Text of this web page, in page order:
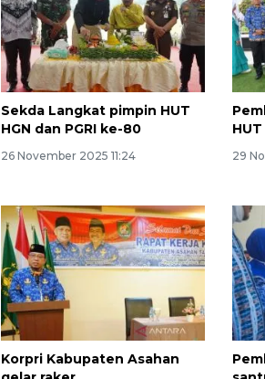
Sekda Langkat pimpin HUT
HGN dan PGRI ke-80
26 November 2025 11:24 29
Korpri Kabupaten Asahan